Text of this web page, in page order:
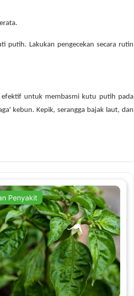
putih. Lakukan pengecekan secara rutin
untuk membasmi kutu putih pada
kebun. Kepik, serangga bajak laut, dan
Penyakit